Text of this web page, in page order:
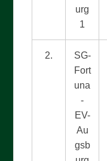
urg
1
2.
SG-
Fort
una
-
EV-
Au
gsb